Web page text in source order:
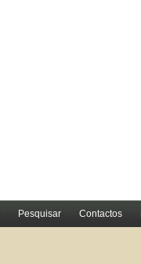
Pesquisar Contactos